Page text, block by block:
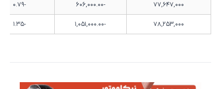
۷۷,۶۴۷,۰۰۰ -۶۰۶,۰۰۰.۰۰ -۰.۷۹
۷۸,۲۵۳,۰۰۰ -۱,۰۵۱,۰۰۰.۰۰ -۱.۳۵